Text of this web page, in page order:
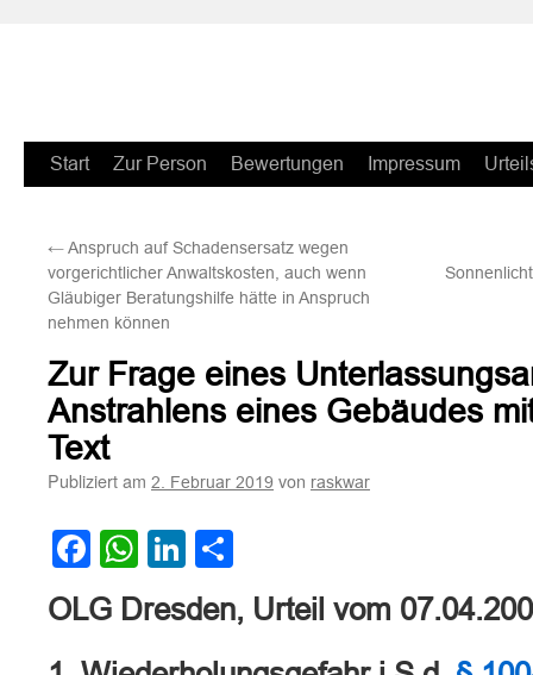
Zum
springen
Start Zur Person Bewertungen Impressum
←Anspruch auf Schadensersatz wegen
vorgerichtlicher Anwaltskosten, auch wenn
Gläubiger Beratungshilfe hätte in Anspruch
nehmen können
Zur Frage eines
Anstrahlens eines Gebäudes
Text
Publiziert am 2. Februar 2019 von raskwar
Facebook
WhatsApp
LinkedIn
OLG Dresden, Urteil vom